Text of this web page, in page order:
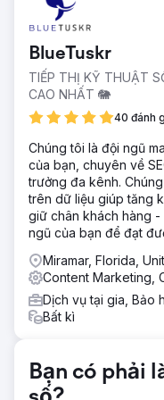
Sikes Concrete
tuyến và không có sự
Giải pháp
WD Morgan Solutions
thuật số toàn diện để
tạo khách hàng tiềm
Kết quả
Sikes Concrete đã
trực tuyến và tạo ra
hợp tác đầu tiên.
BlueTuskr
TIẾP THỊ KỸ THUẬT
CAO NHẤT 🐘
40 đánh
Chúng tôi là đội ngũ
của bạn, chuyên về
trưởng đa kênh.
trên dữ liệu giúp tăng
giữ chân khách hàng
ngũ của bạn để đạt
Miramar, Florida,
Content Marketing,
Dịch vụ tại gia, Bảo
Bất kì
Bạn có phải